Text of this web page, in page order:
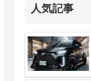
人気記事